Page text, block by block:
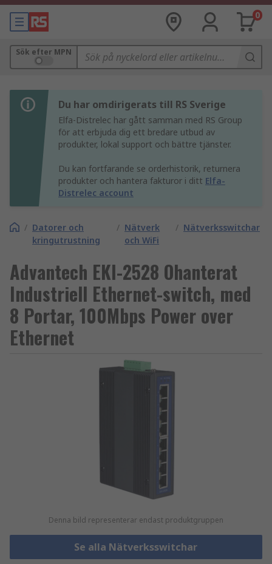
0
Sök efter MPN
Du har omdirigerats till RS Sverige
Elfa-Distrelec har gått samman med RS Group
för att erbjuda dig ett bredare utbud av
produkter, lokal support och bättre tjänster.
Du kan fortfarande se orderhistorik, returnera
produkter och hantera fakturor i ditt Elfa-
Distrelec account
/ Datorer och
kringutrustning
/ Nätverk
och WiFi
/ Nätverksswitchar
Advantech EKI-2528 Ohanterat
Industriell Ethernet-switch, med
8 Portar, 100Mbps Power over
Ethernet
Denna bild representerar endast produktgruppen
Se alla Nätverksswitchar